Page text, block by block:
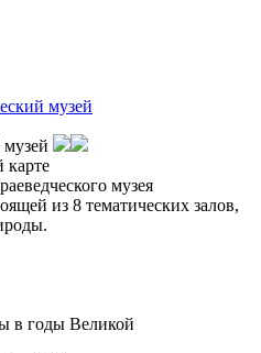
музей
карте
музея
из 8 тематических залов,
в годы Великой